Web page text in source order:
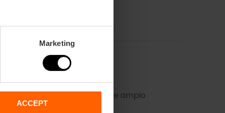
Marketing
ACCEPT
è un evento che riscuote ampio